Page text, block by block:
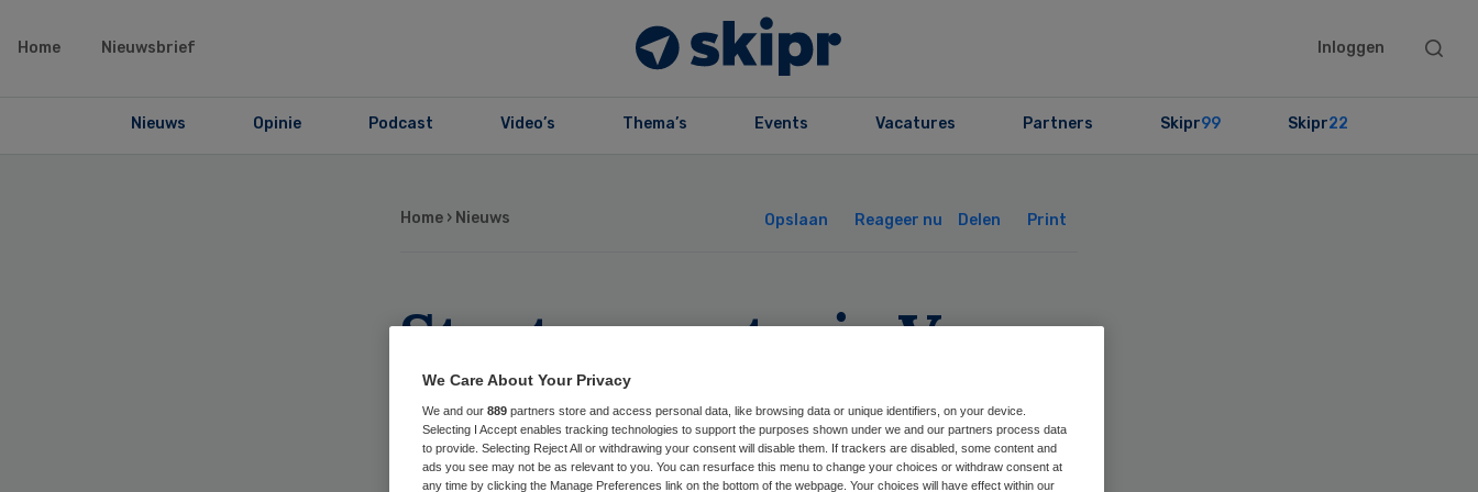
Home Nieuwsbrief Inloggen
Search
Nieuws Opinie Podcast Video’s Thema’s Events Vacatures Partners Skipr99 Skipr22
Home › Nieuws Opslaan Reageer nu Delen Print
Staatssecretaris Van
Rijn gunt gemeenten
tijd
We Care About Your Privacy
We and our 889 partners store and access personal data, like browsing data or unique identifiers, on your device.
Selecting I Accept enables tracking technologies to support the purposes shown under we and our partners process data
to provide. Selecting Reject All or withdrawing your consent will disable them. If trackers are disabled, some content and
ads you see may not be as relevant to you. You can resurface this menu to change your choices or withdraw consent at
any time by clicking the Manage Preferences link on the bottom of the webpage. Your choices will have effect within our